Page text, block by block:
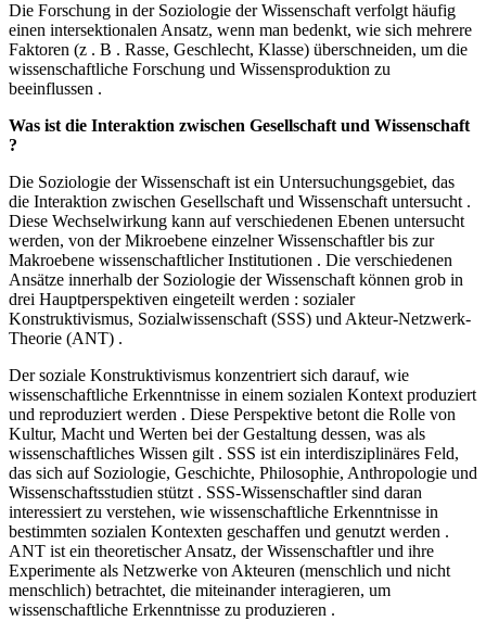
Die Forschung in der Soziologie der Wissenschaft verfolgt häufig
einen intersektionalen Ansatz, wenn man bedenkt, wie sich mehrere
Faktoren (z . B . Rasse, Geschlecht, Klasse) überschneiden, um die
wissenschaftliche Forschung und Wissensproduktion zu
beeinflussen .
Was ist die Interaktion zwischen Gesellschaft und Wissenschaft
?
Die Soziologie der Wissenschaft ist ein Untersuchungsgebiet, das
die Interaktion zwischen Gesellschaft und Wissenschaft untersucht .
Diese Wechselwirkung kann auf verschiedenen Ebenen untersucht
werden, von der Mikroebene einzelner Wissenschaftler bis zur
Makroebene wissenschaftlicher Institutionen . Die verschiedenen
Ansätze innerhalb der Soziologie der Wissenschaft können grob in
drei Hauptperspektiven eingeteilt werden : sozialer
Konstruktivismus, Sozialwissenschaft (SSS) und Akteur-Netzwerk-
Theorie (ANT) .
Der soziale Konstruktivismus konzentriert sich darauf, wie
wissenschaftliche Erkenntnisse in einem sozialen Kontext produziert
und reproduziert werden . Diese Perspektive betont die Rolle von
Kultur, Macht und Werten bei der Gestaltung dessen, was als
wissenschaftliches Wissen gilt . SSS ist ein interdisziplinäres Feld,
das sich auf Soziologie, Geschichte, Philosophie, Anthropologie und
Wissenschaftsstudien stützt . SSS-Wissenschaftler sind daran
interessiert zu verstehen, wie wissenschaftliche Erkenntnisse in
bestimmten sozialen Kontexten geschaffen und genutzt werden .
ANT ist ein theoretischer Ansatz, der Wissenschaftler und ihre
Experimente als Netzwerke von Akteuren (menschlich und nicht
menschlich) betrachtet, die miteinander interagieren, um
wissenschaftliche Erkenntnisse zu produzieren .